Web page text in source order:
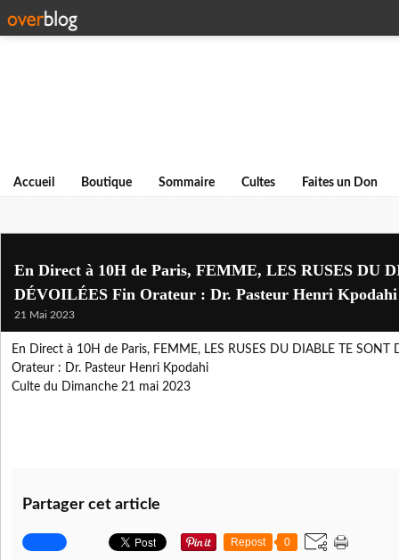
Accueil Boutique Sommaire Cultes Faites un Don
En Direct à 10H de Paris, FEMME, LES RUSES DU
DÉVOILÉES Fin Orateur : Dr. Pasteur Henri Kpodahi
21 Mai 2023
En Direct à 10H de Paris, FEMME, LES RUSES DU DIABLE TE SONT
Orateur : Dr. Pasteur Henri Kpodahi
Culte du Dimanche 21 mai 2023
Partager cet article
Repost 0